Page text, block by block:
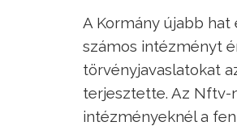
A Kormány újabb
számos intézményt
törvényjavaslatokat
terjesztette. Az Nftv-
intézményeknél a